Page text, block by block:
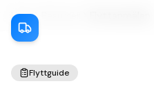
Hem
Flyttguide